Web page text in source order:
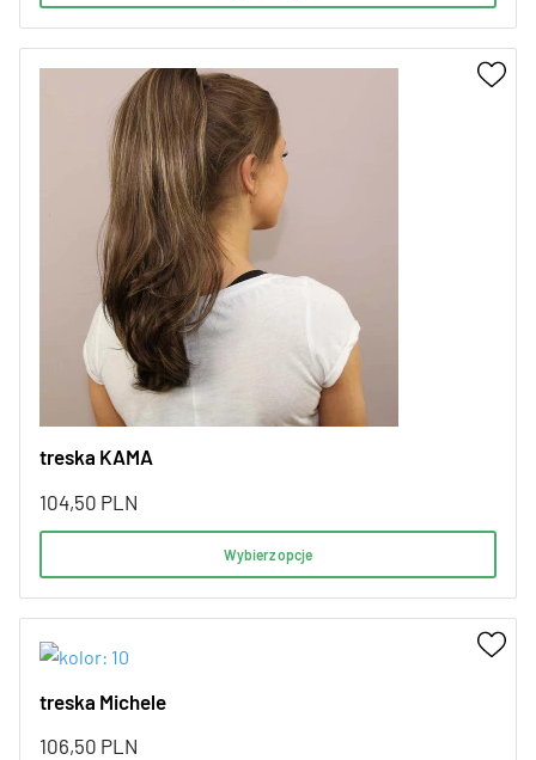
treska KAMA
104,50 PLN
Wybierz opcje
treska Michele
106,50 PLN